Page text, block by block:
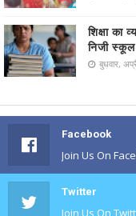
शिक्षा का
निजी
बुधवार,
Facebook
Join Us On
Twitter